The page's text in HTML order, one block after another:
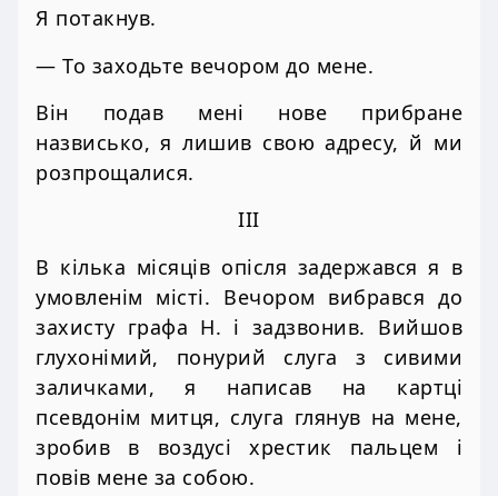
Я потакнув.
— То заходьте вечором до мене.
Він подав мені нове прибране
назвисько, я лишив свою адресу, й ми
розпрощалися.
III
В кілька місяців опісля задержався я в
умовленім місті. Вечором вибрався до
захисту графа Н. і задзвонив. Вийшов
глухонімий, понурий слуга з сивими
заличками, я написав на картці
псевдонім митця, слуга глянув на мене,
зробив в воздусі хрестик пальцем і
повів мене за собою.